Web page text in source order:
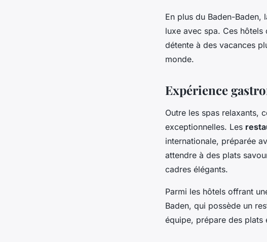
En plus du Baden-
luxe avec spa. Ces
détente à des vacances
monde.
Expérience
Outre les spas relaxants,
exceptionnelles. Les
internationale, préparée
attendre à des plats
cadres élégants.
Parmi les hôtels offrant
Baden, qui possède un
équipe, prépare des plats